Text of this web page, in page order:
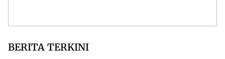
BERITA TERKINI